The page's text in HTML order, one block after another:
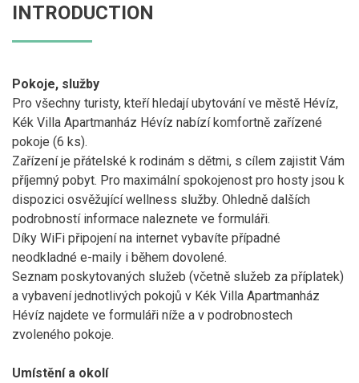
INTRODUCTION
Pokoje, služby
Pro všechny turisty, kteří hledají ubytování ve městě Hévíz,
Kék Villa Apartmanház Hévíz nabízí komfortně zařízené
pokoje (6 ks).
Zařízení je přátelské k rodinám s dětmi, s cílem zajistit Vám
příjemný pobyt. Pro maximální spokojenost pro hosty jsou k
dispozici osvěžující wellness služby. Ohledně dalších
podrobností informace naleznete ve formuláři.
Díky WiFi připojení na internet vybavíte případné
neodkladné e-maily i během dovolené.
Seznam poskytovaných služeb (včetně služeb za příplatek)
a vybavení jednotlivých pokojů v Kék Villa Apartmanház
Hévíz najdete ve formuláři níže a v podrobnostech
zvoleného pokoje.
Umístění a okolí